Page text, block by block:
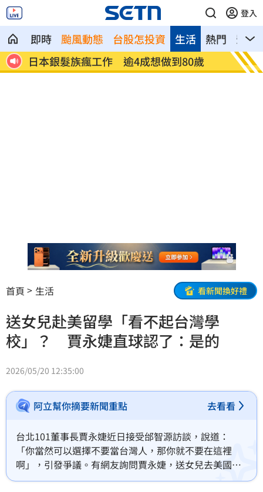
登入
即時 颱風動態 台股怎投資 熱門 影音
生活
日本銀髮族瘋工作 逾4成想做到80歲
解散
場
首頁 生活 看新聞換好禮
送女兒赴美留學「看不起台灣學
校」？ 賈永婕直球認了：是的
2026/05/20 12:35:00
阿立幫你摘要新聞重點 去看看
台北101董事長賈永婕近日接受邰智源訪談，說道：
「你當然可以選擇不要當台灣人，那你就不要在這裡
啊」，引發爭議。有網友詢問賈永婕，送女兒去美國唸
書，是否看不起台灣學校？對此賈永婕直球回應：「是